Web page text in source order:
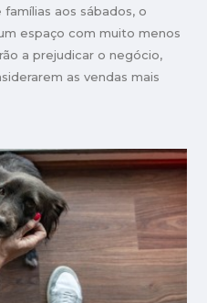
aos sábados, o
espaço com muito menos
a prejudicar o negócio,
as vendas mais